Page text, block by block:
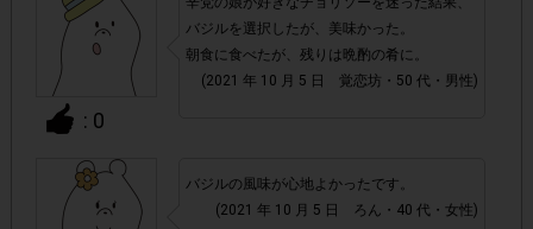
・ECサイトやネットスーパーでのご購入
・購入できなかった/指定個数を購入できなかった場合
・他のサイトでの参加を含めて、1つのアンケートに対して
同じレシート画像が投稿されている場合
: 0
バジルを選択したが、美味かった。
朝食に食べたが、残りは晩酌の肴に。
(2021 年 10 月 5 日 覚恋坊・50 代・男性)
バジルの風味が心地よかったです。
(2021 年 10 月 5 日 ろん・40 代・女性)